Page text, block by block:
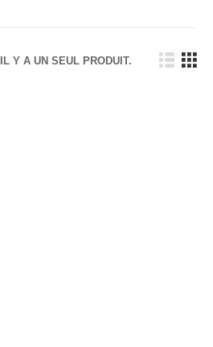
IL Y A UN SEUL PRODUIT.